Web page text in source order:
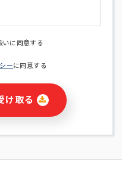
る情報(当社及び第三者の
を含みますが、それらに
いに同意する
ーに同意する
け取る